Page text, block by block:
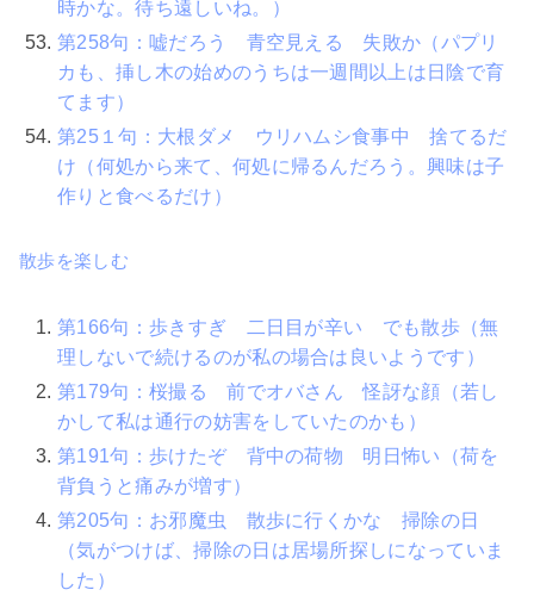
時かな。待ち遠しいね。）
第258句：嘘だろう 青空見える 失敗か（パプリ
カも、挿し木の始めのうちは一週間以上は日陰で育
てます）
第25１句：大根ダメ ウリハムシ食事中 捨てるだ
け（何処から来て、何処に帰るんだろう。興味は子
作りと食べるだけ）
散歩を楽しむ
第166句：歩きすぎ 二日目が辛い でも散歩（無
理しないで続けるのが私の場合は良いようです）
第179句：桜撮る 前でオバさん 怪訝な顔（若し
かして私は通行の妨害をしていたのかも）
第191句：歩けたぞ 背中の荷物 明日怖い（荷を
背負うと痛みが増す）
第205句：お邪魔虫 散歩に行くかな 掃除の日
（気がつけば、掃除の日は居場所探しになっていま
した）